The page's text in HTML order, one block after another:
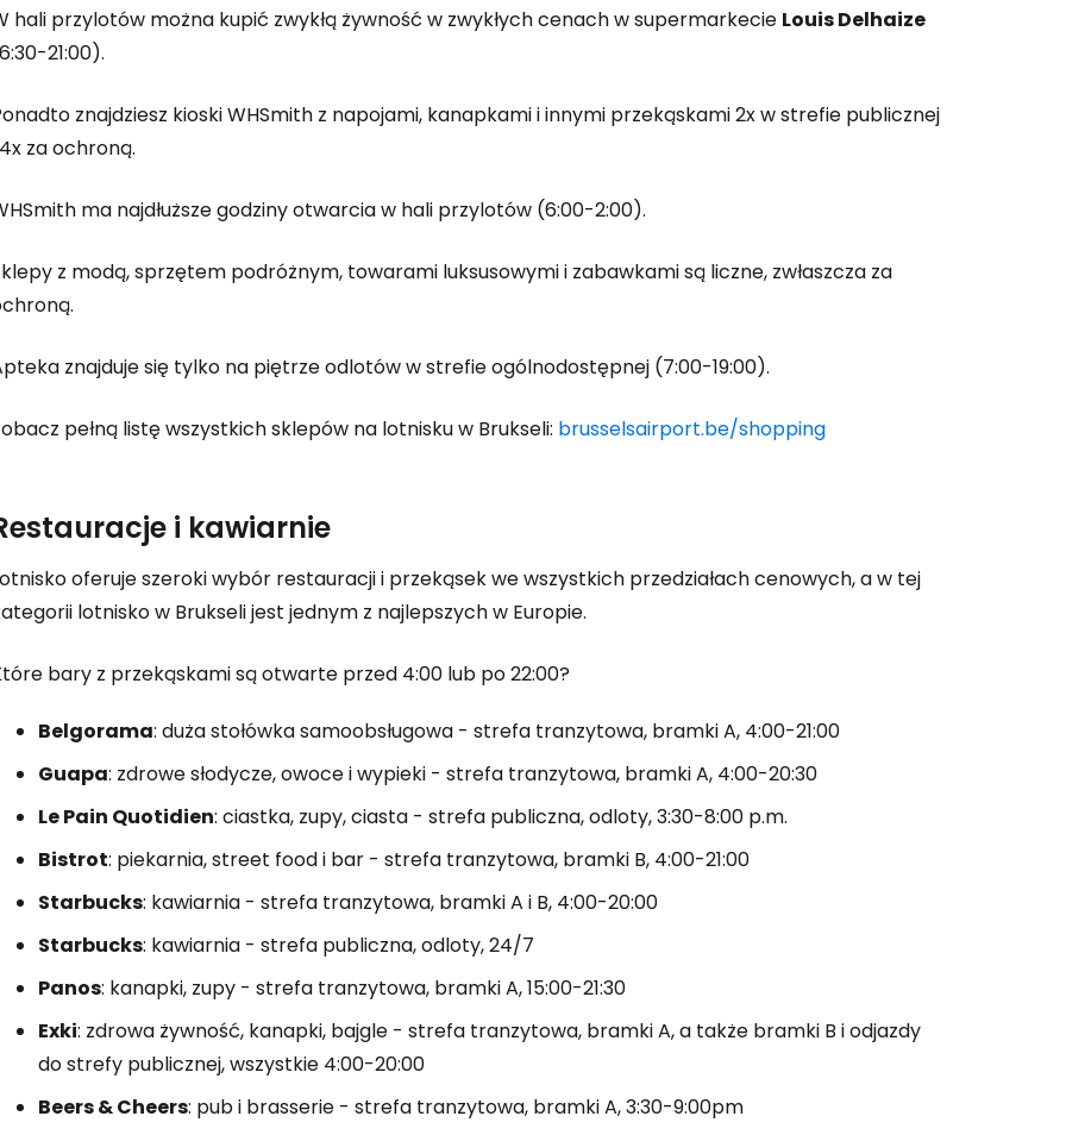
hali przylotów można kupić zwykłą żywność w zwykłych cenach w supermarkecie Louis Delhaize
21:00).
znajdziesz kioski WHSmith z napojami, kanapkami i innymi przekąskami 2x w strefie publicznej
za ochroną.
ma najdłuższe godziny otwarcia w hali przylotów (6:00-2:00).
z modą, sprzętem podróżnym, towarami luksusowymi i zabawkami są liczne, zwłaszcza za
znajduje się tylko na piętrze odlotów w strefie ogólnodostępnej (7:00-19:00).
pełną listę wszystkich sklepów na lotnisku w Brukseli: brusselsairport.be/shopping
i kawiarnie
oferuje szeroki wybór restauracji i przekąsek we wszystkich przedziałach cenowych, a w tej
lotnisko w Brukseli jest jednym z najlepszych w Europie.
bary z przekąskami są otwarte przed 4:00 lub po 22:00?
Belgorama: duża stołówka samoobsługowa - strefa tranzytowa, bramki A, 4:00-21:00
Guapa: zdrowe słodycze, owoce i wypieki - strefa tranzytowa, bramki A, 4:00-20:30
Le Pain Quotidien: ciastka, zupy, ciasta - strefa publiczna, odloty, 3:30-8:00 p.m.
Bistrot: piekarnia, street food i bar - strefa tranzytowa, bramki B, 4:00-21:00
Starbucks: kawiarnia - strefa tranzytowa, bramki A i B, 4:00-20:00
Starbucks: kawiarnia - strefa publiczna, odloty, 24/7
Panos: kanapki, zupy - strefa tranzytowa, bramki A, 15:00-21:30
Exki: zdrowa żywność, kanapki, bajgle - strefa tranzytowa, bramki A, a także bramki B i odjazdy
do strefy publicznej, wszystkie 4:00-20:00
Beers & Cheers: pub i brasserie - strefa tranzytowa, bramki A, 3:30-9:00pm
Zaloguj się do Cestee
... światowej społeczności podróżniczej
Kontynuuj z Facebookiem
Kontynuuj z e-mailem